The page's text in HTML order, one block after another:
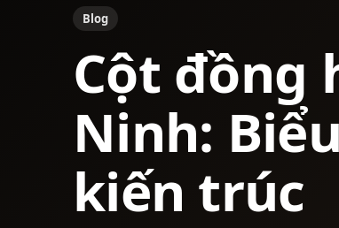
Blog
Cột đồng
Ninh:
kiến trúc